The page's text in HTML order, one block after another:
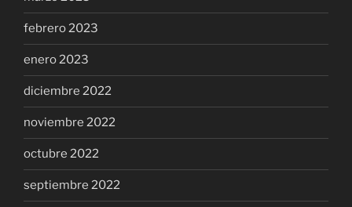
febrero 2023
enero 2023
diciembre 2022
noviembre 2022
octubre 2022
septiembre 2022